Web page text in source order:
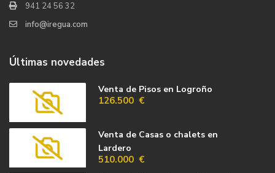
941 24 56 32
info@iregua.com
Últimas novedades
Venta de Pisos en Logroño
126.500 €
Venta de Casas o chalets en
Lardero
510.000 €